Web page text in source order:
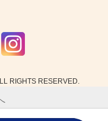
RIGHTS RESERVED.